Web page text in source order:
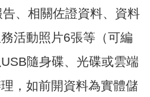
、相關佐證資料、資料
活動照片6張等（可編
隨身碟、光碟或雲端
，如前開資料為實體儲